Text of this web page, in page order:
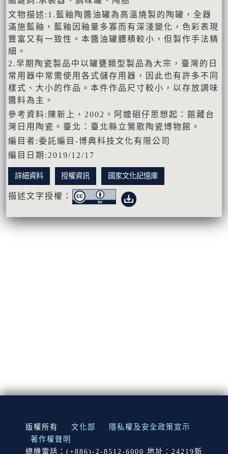
文物描述:1.藍釉陶醬油罐為高溫燒製的陶罐，全器
滿施藍釉，藍釉因釉量多寡而有深淺變化，色彩表現
豐富又有一致性。本醬油罐體積較小，但製作手法精
細。
2.早期陶瓷製品中以罐甕類型製品為大宗，臺灣的日
常用器中常需使用各式儲存用器，因此也有許多不同
樣式、大小的作品。本件作品尺寸較小，以存放調味
醬料為主。
參考資料:陳新上，2002。阿嬤硘仔思想起：館藏台
灣日用陶瓷。臺北：臺北縣立鶯歌陶瓷博物館。
編目者:委託編目-博典科技文化有限公司
編目日期:2019/12/17
詳細資料 授權資訊 國家文化記憶庫
描述文字授權：
:::
版權所有 文化部
隱私權及安全政策宣示
著作權聲明
總機電話：(+886)-2-8512-6000 地址：24219新